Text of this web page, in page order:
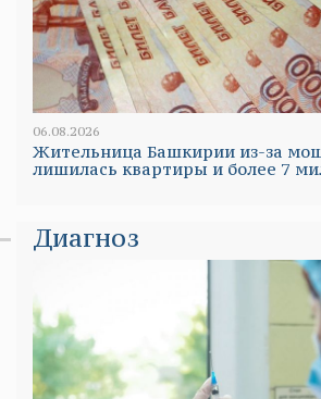
06.08.2026
Жительница Башкирии из-за
лишилась квартиры и более 7
Диагноз